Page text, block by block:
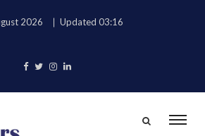
2026 Updated 03:16